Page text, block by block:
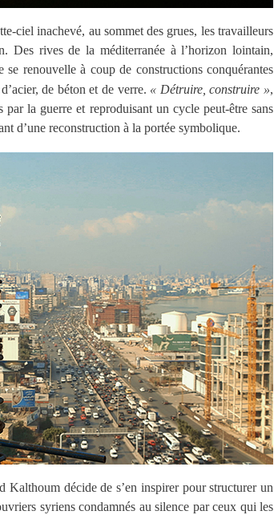
ciel inachevé, au sommet des grues, les travailleurs
Des rives de la méditerranée à l’horizon lointain,
renouvelle à coup de constructions conquérantes
de béton et de verre. « Détruire, construire »,
la guerre et reproduisant un cycle peut-être sans
d’une reconstruction à la portée symbolique.
Kalthoum décide de s’en inspirer pour structurer un
syriens condamnés au silence par ceux qui les